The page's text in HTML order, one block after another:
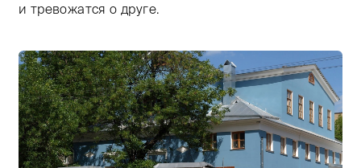
и тревожатся о друге.